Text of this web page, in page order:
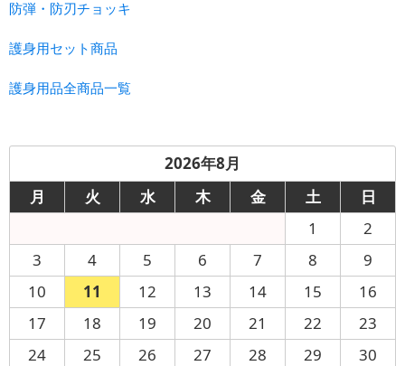
防弾・防刃チョッキ
護身用セット商品
護身用品全商品一覧
2026年8月
月
火 水 木 金 土
日
1
2
3
4 5 6 7 8
9
10
11 12 13 14 15
16
17
18 19 20 21 22
23
24
25 26 27 28 29
30